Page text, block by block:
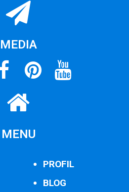
MEDIA
MENU
PROFIL
BLOG